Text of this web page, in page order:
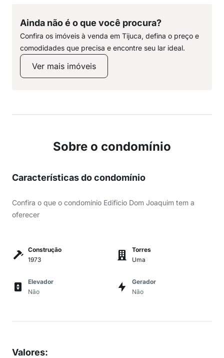
Ainda não é o que você procura?
Confira os imóveis à venda em Tijuca, defina o preço e
comodidades que precisa e encontre seu lar ideal.
Ver mais imóveis
Sobre o condomínio
Características do condomínio
Confira o que o condomínio Edificio Dom Joaquim tem a
oferecer
Construção
1973
Torres
Uma
Elevador
Não
Gerador
Não
Valores: